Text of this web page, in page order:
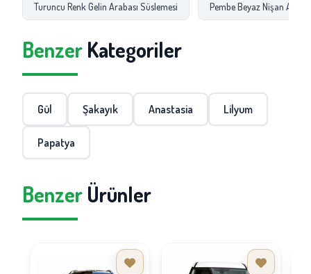
Turuncu Renk Gelin Arabası Süslemesi Pembe Beyaz Nişan Araç
Benzer Kategoriler
Gül Şakayık Anastasia Lilyum
Papatya
Benzer Ürünler